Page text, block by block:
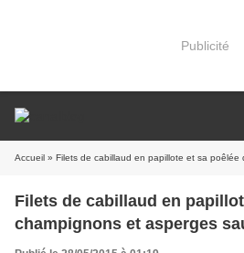
Publicité
Accueil » Filets de cabillaud en papillote et sa poêlée de
Filets de cabillaud en
champignons et asperges